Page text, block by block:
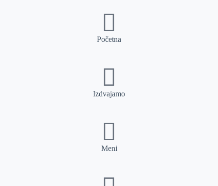
Početna
Izdvajamo
Meni